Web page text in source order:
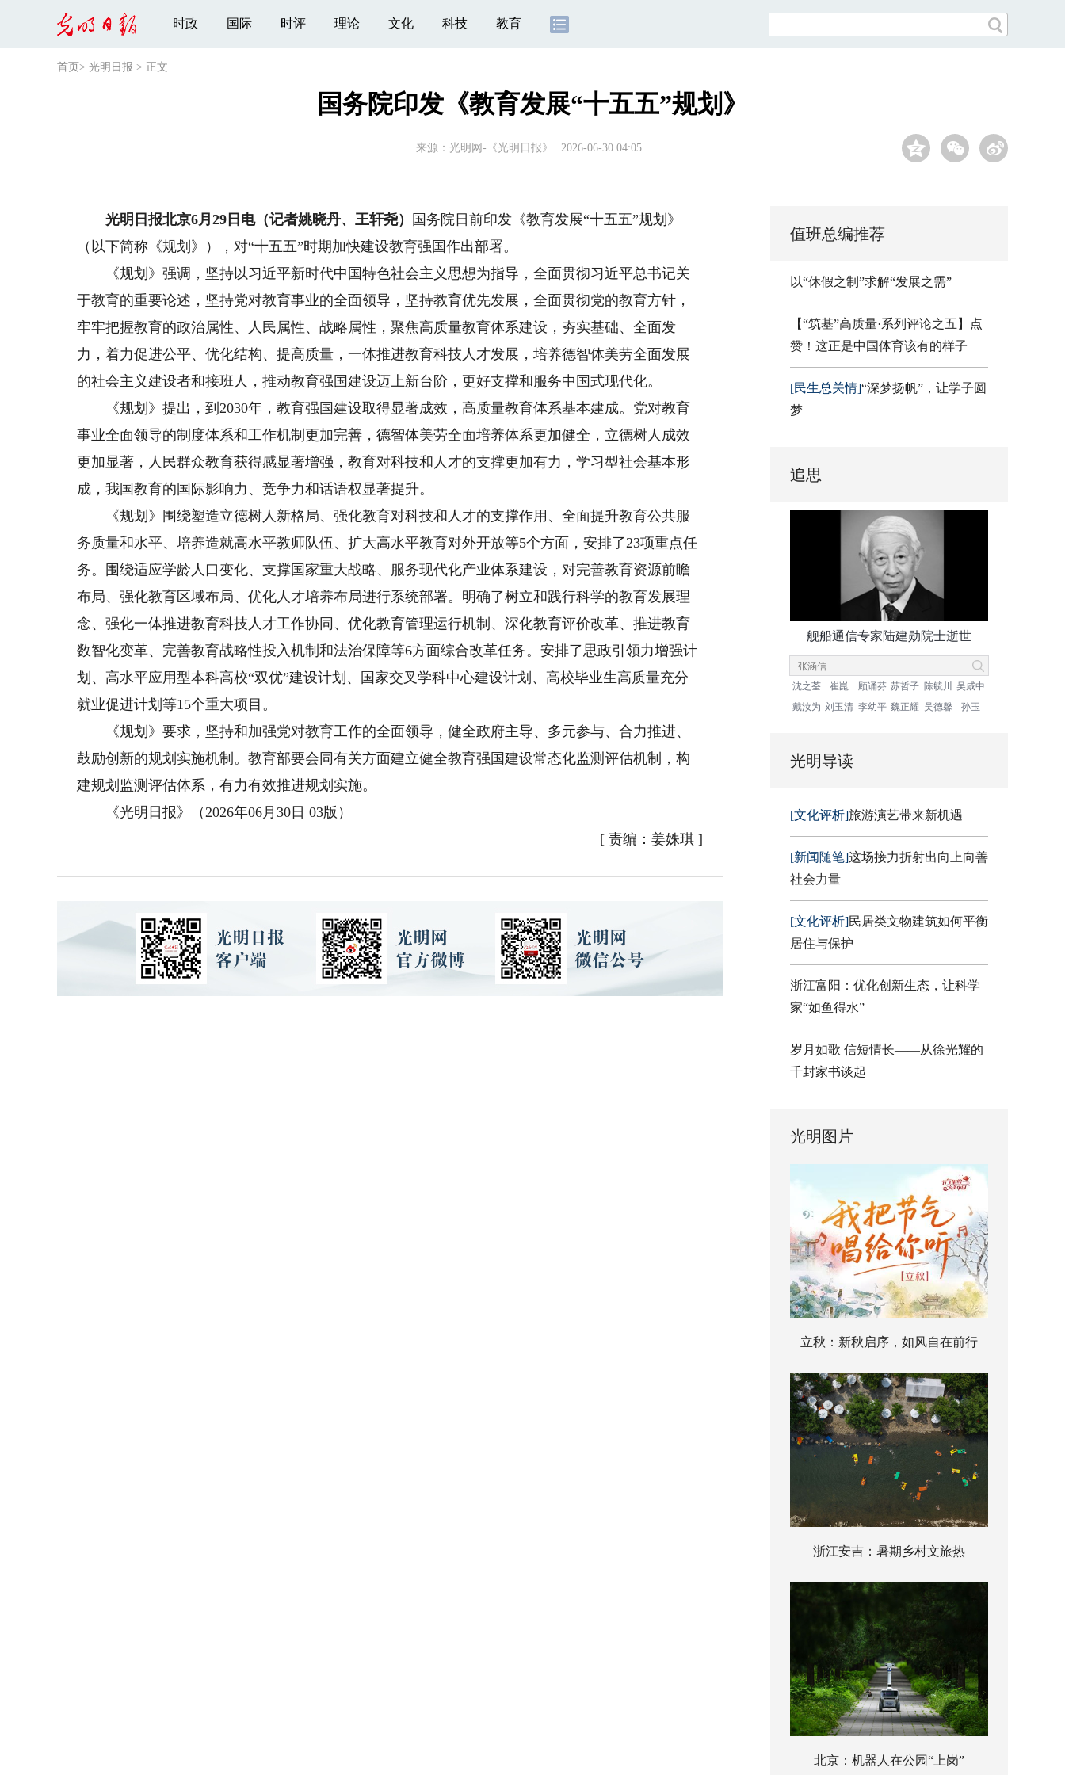
时政 国际 时评 理论 文化 科技 教育
首页 > 光明日报 > 正文
国务院印发《教育发展“十五五”规划》
来源： 光明网-《光明日报》 2026-06-30 04:05
光明日报北京6月29日电（记者姚晓丹、王轩尧）
国务院日前印发《教育发展“十五五”规划》
（以下简称《规划》），对“十五五”时期加快建设教育强国作出部署。
《规划》强调，坚持以习近平新时代中国特色社会主义思想为指导，全面贯彻习近平总书记关
于教育的重要论述，坚持党对教育事业的全面领导，坚持教育优先发展，全面贯彻党的教育方针，
牢牢把握教育的政治属性、人民属性、战略属性，聚焦高质量教育体系建设，夯实基础、全面发
力，着力促进公平、优化结构、提高质量，一体推进教育科技人才发展，培养德智体美劳全面发展
的社会主义建设者和接班人，推动教育强国建设迈上新台阶，更好支撑和服务中国式现代化。
《规划》提出，到2030年，教育强国建设取得显著成效，高质量教育体系基本建成。党对教育
事业全面领导的制度体系和工作机制更加完善，德智体美劳全面培养体系更加健全，立德树人成效
更加显著，人民群众教育获得感显著增强，教育对科技和人才的支撑更加有力，学习型社会基本形
成，我国教育的国际影响力、竞争力和话语权显著提升。
《规划》围绕塑造立德树人新格局、强化教育对科技和人才的支撑作用、全面提升教育公共服
务质量和水平、培养造就高水平教师队伍、扩大高水平教育对外开放等5个方面，安排了23项重点任
务。围绕适应学龄人口变化、支撑国家重大战略、服务现代化产业体系建设，对完善教育资源前瞻
布局、强化教育区域布局、优化人才培养布局进行系统部署。明确了树立和践行科学的教育发展理
念、强化一体推进教育科技人才工作协同、优化教育管理运行机制、深化教育评价改革、推进教育
数智化变革、完善教育战略性投入机制和法治保障等6方面综合改革任务。安排了思政引领力增强计
划、高水平应用型本科高校“双优”建设计划、国家交叉学科中心建设计划、高校毕业生高质量充分
就业促进计划等15个重大项目。
《规划》要求，坚持和加强党对教育工作的全面领导，健全政府主导、多元参与、合力推进、
鼓励创新的规划实施机制。教育部要会同有关方面建立健全教育强国建设常态化监测评估机制，构
建规划监测评估体系，有力有效推进规划实施。
《光明日报》（2026年06月30日 03版）
[ 责编：姜姝琪]
值班总编推荐
以“休假之制”求解“发展之需”
【“筑基”高质量·系列评论之五】点
赞！这正是中国体育该有的样子
[民生总关情]“深梦扬帆”，让学子圆
梦
追思
舰船通信专家陆建勋院士逝世
沈之荃 崔崑 顾诵芬 苏哲子 陈毓川
吴咸中
戴汝为 刘玉清 李幼平 魏正耀 吴德馨 孙玉
光明导读
[文化评析]旅游演艺带来新机遇
[新闻随笔]这场接力折射出向上向善
社会力量
[文化评析]民居类文物建筑如何平衡
居住与保护
浙江富阳：优化创新生态，让科学
家“如鱼得水”
岁月如歌 信短情长——从徐光耀的
千封家书谈起
光明图片
立秋：新秋启序，如风自在前行
浙江安吉：暑期乡村文旅热
北京：机器人在公园“上岗”